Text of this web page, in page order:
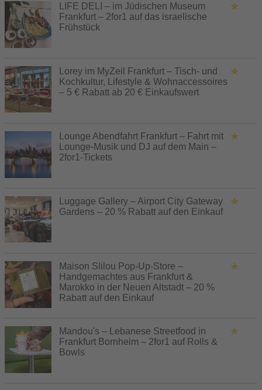
LIFE DELI – im Jüdischen Museum
Frankfurt – 2for1 auf das israelische
Frühstück
Lorey im MyZeil Frankfurt – Tisch- und
Kochkultur, Lifestyle & Wohnaccessoires
– 5 € Rabatt ab 20 € Einkaufswert
Lounge Abendfahrt Frankfurt – Fahrt mit
Lounge-Musik und DJ auf dem Main –
2for1-Tickets
Luggage Gallery – Airport City Gateway
Gardens – 20 % Rabatt auf den Einkauf
Maison Slilou Pop-Up-Store –
Handgemachtes aus Frankfurt &
Marokko in der Neuen Altstadt – 20 %
Rabatt auf den Einkauf
Mandou's – Lebanese Streetfood in
Frankfurt Bornheim – 2for1 auf Rolls &
Bowls